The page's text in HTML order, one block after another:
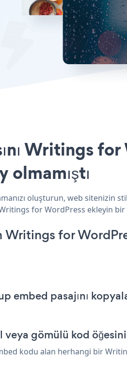
Writings
oluşturun, web sitenizin
for WordPress ekleyin bir
Writings for
embed pasajını
gömülü kod
kodu alan herhangi bir